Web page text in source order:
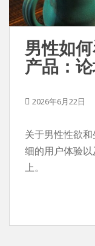
男性如
产品：
2026年6月22日
关于男性性欲
细的用户体验
上。